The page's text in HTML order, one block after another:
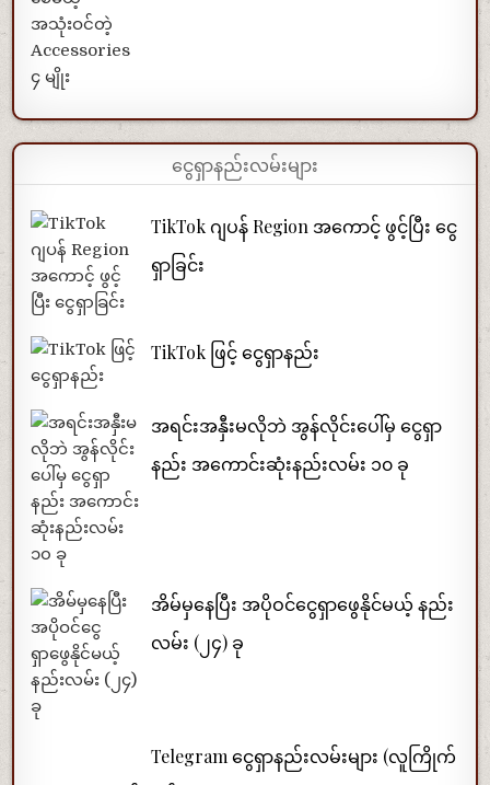
ငွေရှာနည်းလမ်းများ
TikTok ဂျပန် Region အကောင့် ဖွင့်ပြီး ငွေ
ရှာခြင်း
TikTok ဖြင့် ငွေရှာနည်း
အရင်းအနှီးမလိုဘဲ အွန်လိုင်းပေါ်မှ ငွေရှာ
နည်း အကောင်းဆုံးနည်းလမ်း ၁၀ ခု
အိမ်မှနေပြီး အပိုဝင်ငွေရှာဖွေနိုင်မယ့် နည်း
လမ်း (၂၄) ခု
Telegram ငွေရှာနည်းလမ်းများ (လူကြိုက်